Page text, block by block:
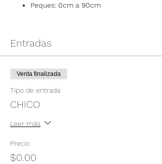
Peques: 0cm a 90cm
Entradas
Venta finalizada
Tipo de entrada
CHICO
Leer más
Precio
$0.00